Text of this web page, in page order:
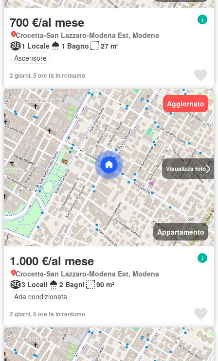
700 €/al mese
Crocetta-San Lazzaro-Modena Est, Modena
1 Locale
1 Bagno
27 m²
Ascensore
2 giorni, 5 ore fa in rentumo
Visualizza foto
Aggiornato
Appartamento
1.000 €/al mese
Crocetta-San Lazzaro-Modena Est, Modena
3 Locali
2 Bagni
90 m²
Aria condizionata
2 giorni, 5 ore fa in rentumo